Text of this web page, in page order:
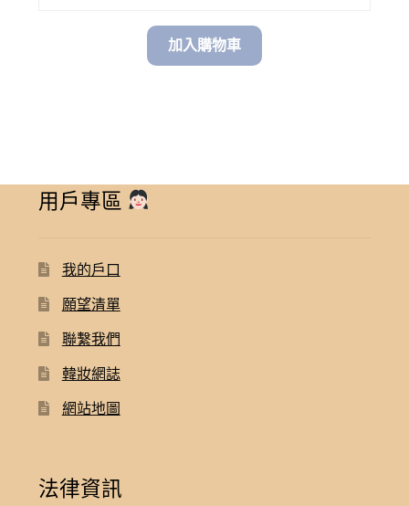
加入購物車
用戶專區
我的戶口
願望清單
聯繫我們
韓妝網誌
網站地圖
法律資訊